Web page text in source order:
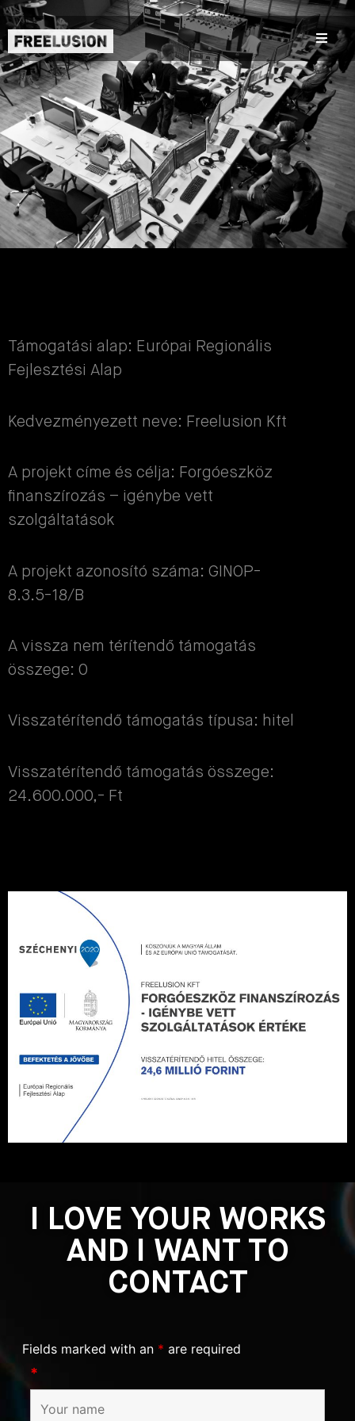
Támogatási alap: Európai Regionális
Fejlesztési Alap
Kedvezményezett neve: Freelusion Kft
A projekt címe és célja: Forgóeszköz
finanszírozás – igénybe vett
szolgáltatások
A projekt azonosító száma: GINOP-
8.3.5-18/B
A vissza nem térítendő támogatás
összege: 0
Visszatérítendő támogatás típusa: hitel
Visszatérítendő támogatás összege:
24.600.000,- Ft
I LOVE YOUR WORKS
AND I WANT TO
CONTACT
Fields marked with an * are required
*